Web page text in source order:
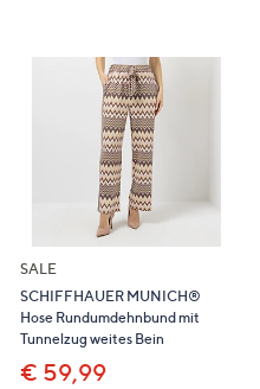
SALE
SCHIFFHAUER MUNICH®
Hose Rundumdehnbund mit
Tunnelzug weites Bein
€ 59,99